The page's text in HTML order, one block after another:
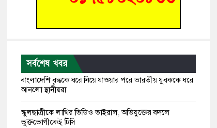
সর্বশেষ খবর
বাংলাদেশি বৃদ্ধকে ধরে নিয়ে যাওয়ার পরে ভারতীয় যুবককে ধরে
আনলো স্থানীয়রা
স্কুলছাত্রীকে লাথির ভিডিও ভাইরাল, অভিযুক্তের বদলে
ভুক্তভোগীকেই টিসি